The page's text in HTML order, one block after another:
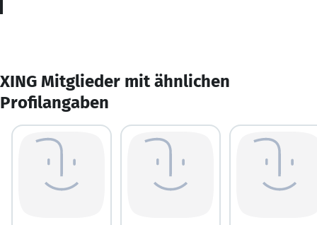
XING Mitglieder mit ähnlichen
Profilangaben